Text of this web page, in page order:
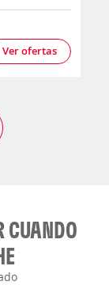
Ver ofertas
CUANDO